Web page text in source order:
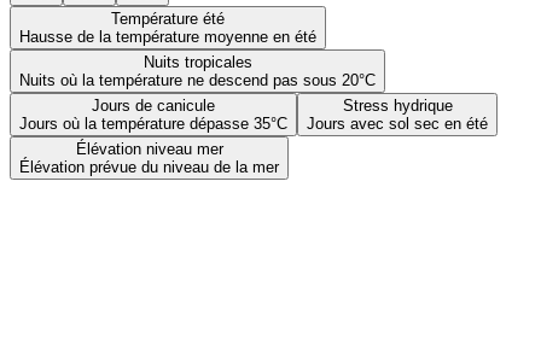
Température été
Hausse de la température moyenne en été
Nuits tropicales
Nuits où la température ne descend pas sous 20°C
Jours de canicule
Jours où la température dépasse 35°C
Stress hydrique
Jours avec sol sec en été
Élévation niveau mer
Élévation prévue du niveau de la mer